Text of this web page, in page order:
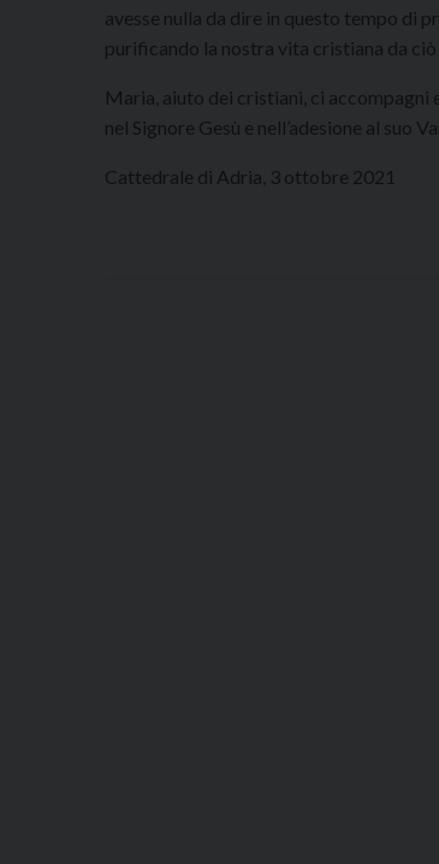
avesse nulla da dire in questo tempo di
purificando la nostra vita cristiana da ciò
Maria, aiuto dei cristiani, ci accompagni
nel Signore Gesù e nell’adesione al suo
Cattedrale di Adria, 3 ottobre 2021